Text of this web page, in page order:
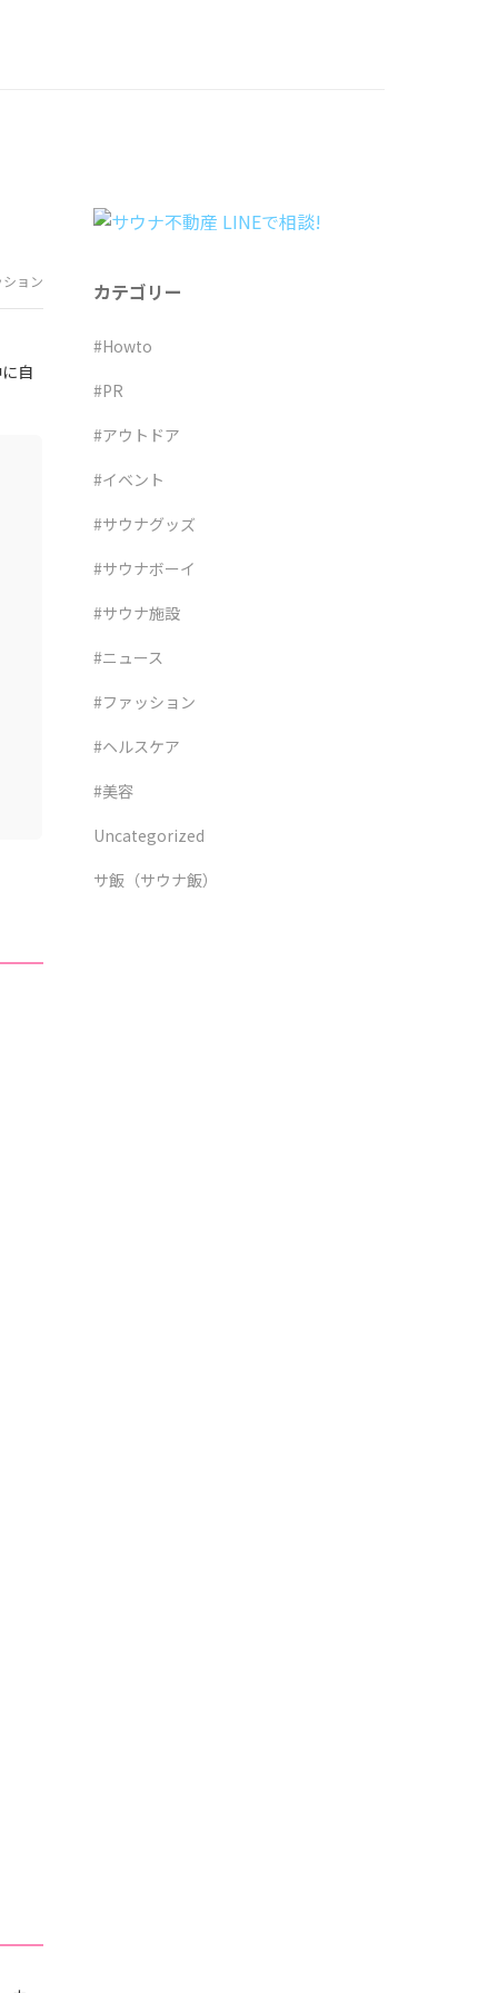
ョン
自
カテゴリー
#Howto
#PR
#アウトドア
#イベント
#サウナグッズ
#サウナボーイ
#サウナ施設
#ニュース
#ファッション
#ヘルスケア
#美容
Uncategorized
サ飯（サウナ飯）